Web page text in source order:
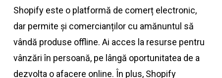
Shopify este o platformă de comerț electronic,
dar permite și comercianților cu amănuntul să
vândă produse offline. Ai acces la resurse pentru
vânzări în persoană, pe lângă oportunitatea de a
dezvolta o afacere online. În plus, Shopify